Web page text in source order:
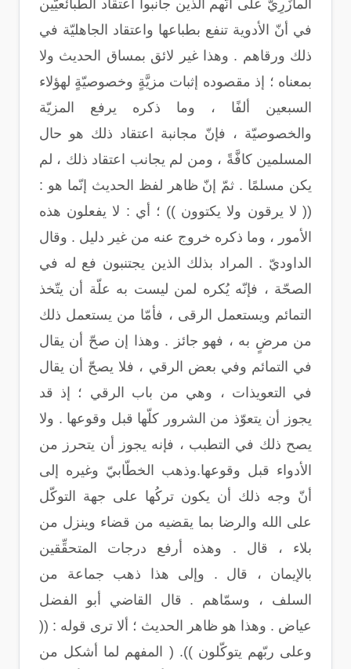
المازَرِيّ على أنّهم الذين جانبوا اعتقاد الطبائعيّين
في أنّ الأدوية تنفع بطباعها واعتقاد الجاهليّة في
ذلك ورقاهم . وهذا غير لائق بمساق الحديث ولا
بمعناه ؛ إذ مقصوده إثبات مزيَّةٍ وخصوصيّةٍ لهؤلاء
السبعين ألفًا ، وما ذكره يرفع المزيّة
والخصوصيّة ، فإنّ مجانبة اعتقاد ذلك هو حال
المسلمين كافَّةً ، ومن لم يجانب اعتقاد ذلك ، لم
يكن مسلمًا . ثمّ إنّ ظاهر لفظ الحديث إنّما هو :
(( لا يرقون ولا يكتوون )) ؛ أي : لا يفعلون هذه
الأمور ، وما ذكره خروج عنه من غير دليل . وقال
الداوديّ . المراد بذلك الذين يجتنبون فع له في
الصحّة ، فإنّه يُكره لمن ليست به علّة أن يتّخذ
التمائم ويستعمل الرقى ، فأمّا من يستعمل ذلك
من مرضٍ به ، فهو جائز . وهذا إن صحّ أن يقال
في التمائم وفي بعض الرقي ، فلا يصحّ أن يقال
في التعويذات ، وهي من باب الرقي ؛ إذ قد
يجوز أن يتعوّذ من الشرور كلّها قبل وقوعها . ولا
يصح ذلك في التطبب ، فإنه يجوز أن يتحرز من
الأدواء قبل وقوعها.وذهب الخطّابيّ وغيره إلى
أنّ وجه ذلك أن يكون تركُها على جهة التوكّل
على الله والرضا بما يقضيه من قضاء وينزل من
بلاء ، قال . وهذه أرفع درجات المتحقِّقين
بالإيمان ، قال . وإلى هذا ذهب جماعة من
السلف ، وسمّاهم . قال القاضي أبو الفضل
عياض . وهذا هو ظاهر الحديث ؛ ألا ترى قوله : ((
وعلى ربّهم يتوكّلون )). ( المفهم لما أشكل من